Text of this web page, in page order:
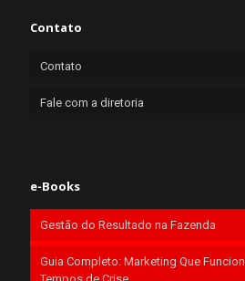
Contato
Contato
Fale com a diretoria
e-Books
Gestão do Resultado na Fazenda
Guia Completo: Marketing Que